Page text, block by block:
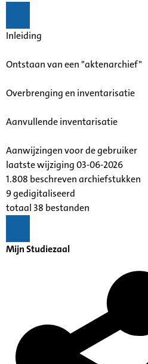
Inleiding
Ontstaan van een "aktenarchief"
Overbrenging en inventarisatie
Aanvullende inventarisatie
Aanwijzingen voor de gebruiker
laatste wijziging 03-06-2026
1.808 beschreven archiefstukken
9 gedigitaliseerd
totaal 38 bestanden
Mijn Studiezaal